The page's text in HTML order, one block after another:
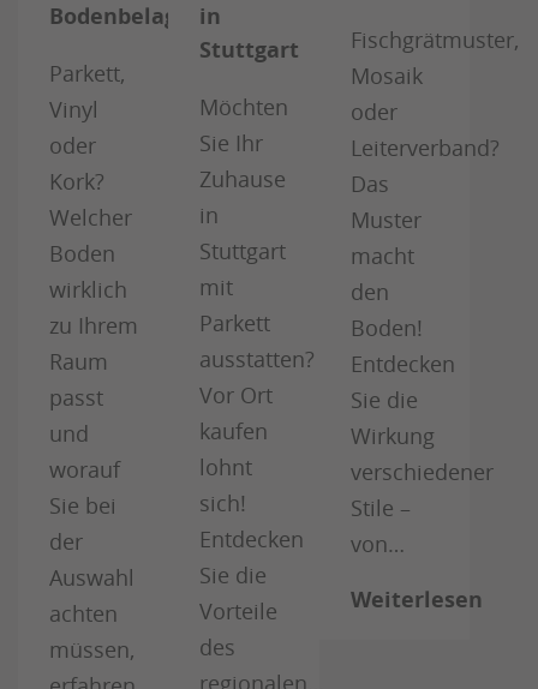
Bodenbelag
Parkett,
Vinyl
oder
Kork?
Welcher
Boden
wirklich
zu Ihrem
Raum
passt
und
worauf
Sie bei
der
Auswahl
achten
müssen,
in
Stuttgart
Möchten
Sie Ihr
Zuhause
in
Stuttgart
mit
Parkett
ausstatten?
Vor Ort
kaufen
lohnt
sich!
Entdecken
Sie die
Vorteile
des
regionalen…
Fischgrätmuster,
Mosaik
oder
Leiterverband?
Das
Muster
macht
den
Boden!
Entdecken
Sie die
Wirkung
verschiedener
Stile –
von…
Weiterlesen